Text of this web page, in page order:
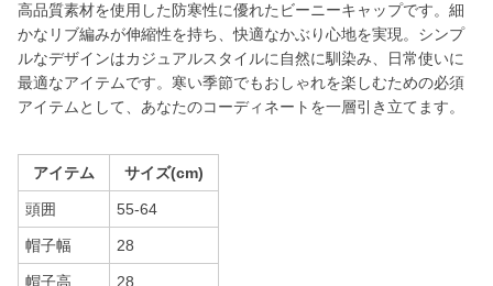
高品質素材を使用した防寒性に優れたビーニーキャップです。細
かなリブ編みが伸縮性を持ち、快適なかぶり心地を実現。シンプ
ルなデザインはカジュアルスタイルに自然に馴染み、日常使いに
最適なアイテムです。寒い季節でもおしゃれを楽しむための必須
アイテムとして、あなたのコーディネートを一層引き立てます。
アイテム サイズ(cm)
頭囲 55-64
帽子幅 28
帽子高 28